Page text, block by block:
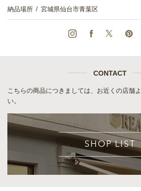
納品場所 宮城県仙台市青葉区
CONTACT
こちらの商品につきましては、お近くの店舗
い。
SHOP LIST